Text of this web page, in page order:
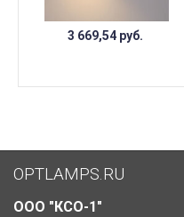
3 669,54 руб.
OPTLAMPS.RU
ООО "КСО-1"